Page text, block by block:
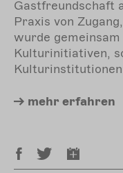
Gastfreundschaft
Praxis von
wurde
Kulturinitiativen,
mehr erfahren